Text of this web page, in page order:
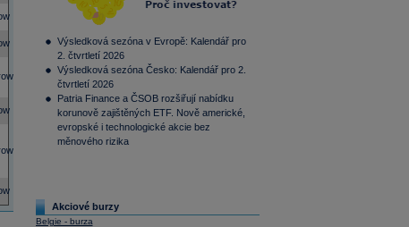
Výsledková sezóna v Evropě: Kalendář pro
2. čtvrtletí 2026
Výsledková sezóna Česko: Kalendář pro 2.
čtvrtletí 2026
Patria Finance a ČSOB rozšiřují nabídku
korunově zajištěných ETF. Nově americké,
evropské i technologické akcie bez
měnového rizika
Akciové burzy
Belgie - burza